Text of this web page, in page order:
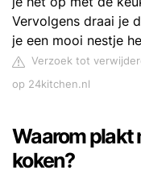
Vervolgens draai je
je een mooi nestje
Verzoek tot
op 24kitchen.nl
Waarom plakt
koken?